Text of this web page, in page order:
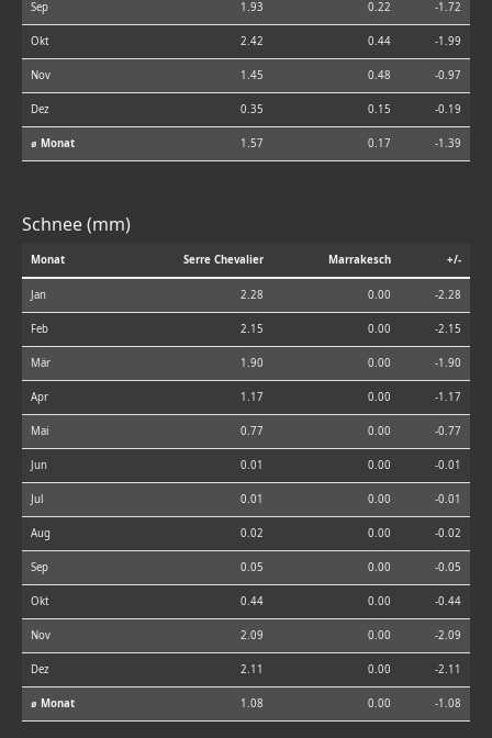
Sep 1.93 0.22 -1.72
Okt 2.42 0.44 -1.99
Nov 1.45 0.48 -0.97
Dez 0.35 0.15 -0.19
⌀ Monat 1.57 0.17 -1.39
Schnee (mm)
Monat Serre Chevalier Marrakesch +/-
Jan 2.28 0.00 -2.28
Feb 2.15 0.00 -2.15
Mär 1.90 0.00 -1.90
Apr 1.17 0.00 -1.17
Mai 0.77 0.00 -0.77
Jun 0.01 0.00 -0.01
Jul 0.01 0.00 -0.01
Aug 0.02 0.00 -0.02
Sep 0.05 0.00 -0.05
Okt 0.44 0.00 -0.44
Nov 2.09 0.00 -2.09
Dez 2.11 0.00 -2.11
⌀ Monat 1.08 0.00 -1.08